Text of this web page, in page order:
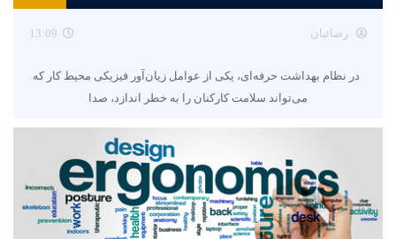
رضائیان 13:09
در نظام بهداشت حرفه‌ای، یکی از عوامل زیان‌آور فیزیکی محیط کار که
می‌تواند سلامت کارکنان را به خطر اندازد، صدا